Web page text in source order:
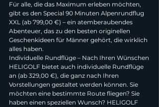
Für alle, die das Maximum erleben möchten,
gibt es den Special 90 Minuten Alpenrundflug
XXL (ab 799,00 €) – ein atemberaubendes
Abenteuer, das zu den besten originellen
Geschenkideen für Männer gehört, die wirklich
alles haben.
Individuelle Rundflüge – Nach Ihren Wünschen
HELIGOLF bietet auch individuelle Rundflüge
an (ab 329,00 €), die ganz nach Ihren
Vorstellungen gestaltet werden können. Sie
möchten eine bestimmte Route fliegen? Sie
haben einen speziellen Wunsch? HELIGOLF